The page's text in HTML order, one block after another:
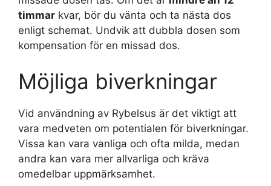
timmar kvar, bör du vänta och ta nästa dos
enligt schemat. Undvik att dubbla dosen som
kompensation för en missad dos.
Möjliga biverkningar
Vid användning av Rybelsus är det viktigt att
vara medveten om potentialen för biverkningar.
Vissa kan vara vanliga och ofta milda, medan
andra kan vara mer allvarliga och kräva
omedelbar uppmärksamhet.